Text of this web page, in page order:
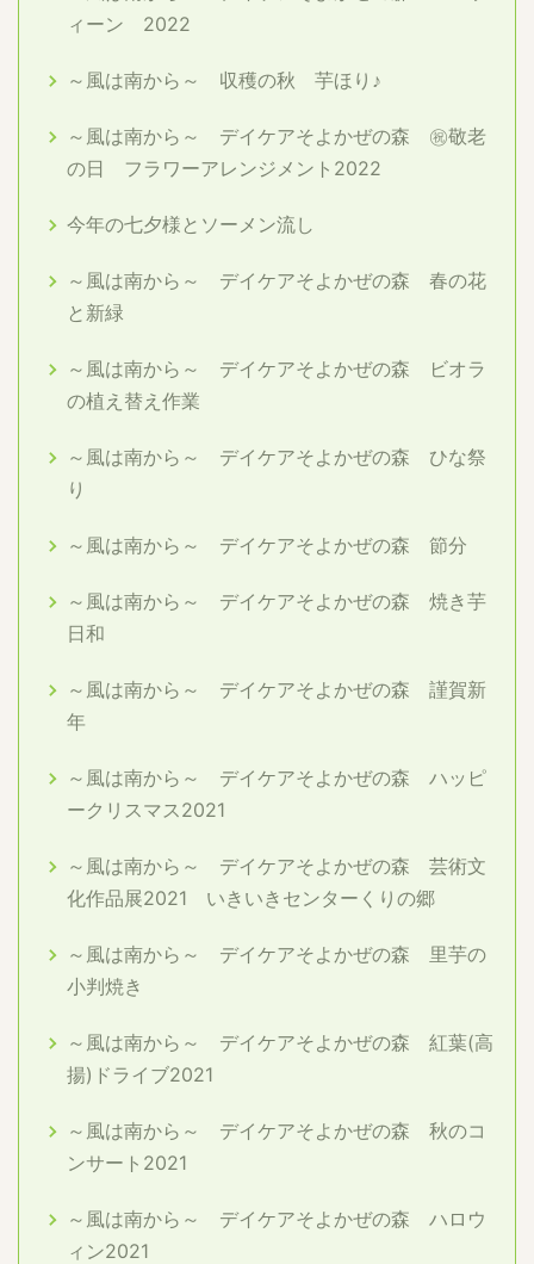
ィーン 2022
～風は南から～ 収穫の秋 芋ほり♪
～風は南から～ デイケアそよかぜの森 ㊗敬老
の日 フラワーアレンジメント2022
今年の七夕様とソーメン流し
～風は南から～ デイケアそよかぜの森 春の花
と新緑
～風は南から～ デイケアそよかぜの森 ビオラ
の植え替え作業
～風は南から～ デイケアそよかぜの森 ひな祭
り
～風は南から～ デイケアそよかぜの森 節分
～風は南から～ デイケアそよかぜの森 焼き芋
日和
～風は南から～ デイケアそよかぜの森 謹賀新
年
～風は南から～ デイケアそよかぜの森 ハッピ
ークリスマス2021
～風は南から～ デイケアそよかぜの森 芸術文
化作品展2021 いきいきセンターくりの郷
～風は南から～ デイケアそよかぜの森 里芋の
小判焼き
～風は南から～ デイケアそよかぜの森 紅葉(高
揚)ドライブ2021
～風は南から～ デイケアそよかぜの森 秋のコ
ンサート2021
～風は南から～ デイケアそよかぜの森 ハロウ
ィン2021